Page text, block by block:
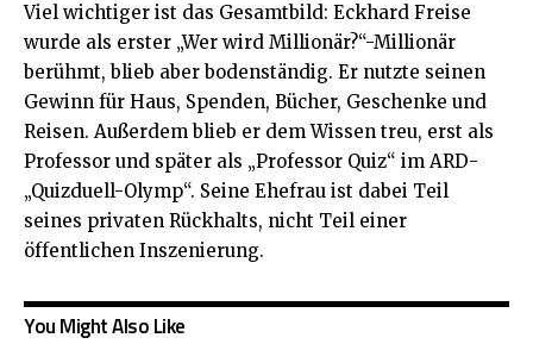
Viel wichtiger ist das Gesamtbild: Eckhard Freise
wurde als erster „Wer wird Millionär?“-Millionär
berühmt, blieb aber bodenständig. Er nutzte seinen
Gewinn für Haus, Spenden, Bücher, Geschenke und
Reisen. Außerdem blieb er dem Wissen treu, erst als
Professor und später als „Professor Quiz“ im ARD-
„Quizduell-Olymp“. Seine Ehefrau ist dabei Teil
seines privaten Rückhalts, nicht Teil einer
öffentlichen Inszenierung.
You Might Also Like